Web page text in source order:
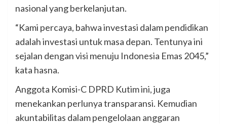
nasional yang berkelanjutan.
“Kami percaya, bahwa investasi dalam pendidikan
adalah investasi untuk masa depan. Tentunya ini
sejalan dengan visi menuju Indonesia Emas 2045,”
kata hasna.
Anggota Komisi-C DPRD Kutim ini, juga
menekankan perlunya transparansi. Kemudian
akuntabilitas dalam pengelolaan anggaran